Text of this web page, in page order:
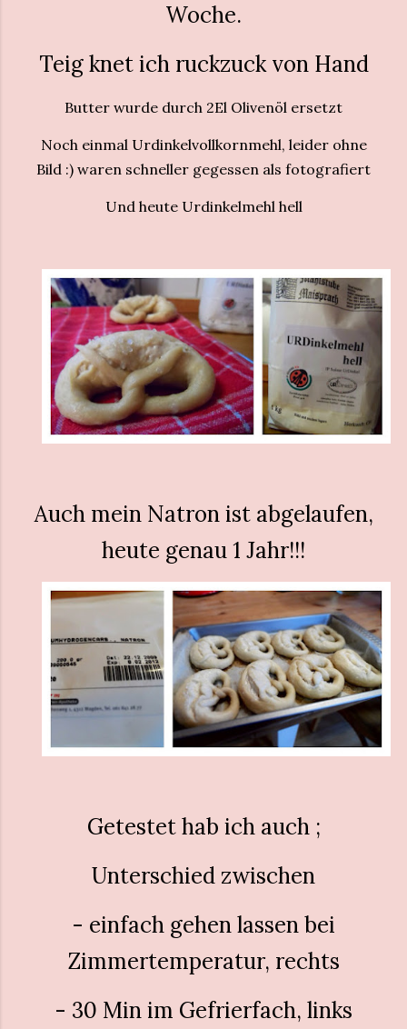
Woche.
Teig knet ich ruckzuck von Hand
Butter wurde durch 2El Olivenöl ersetzt
Noch einmal Urdinkelvollkornmehl, leider ohne
Bild :) waren schneller gegessen als fotografiert
Und heute Urdinkelmehl hell
Auch mein Natron ist abgelaufen,
heute genau 1 Jahr!!!
Getestet hab ich auch ;
Unterschied zwischen
- einfach gehen lassen bei
Zimmertemperatur, rechts
- 30 Min im Gefrierfach, links